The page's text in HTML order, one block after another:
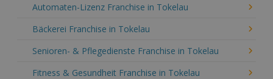
Automaten-Lizenz Franchise in Tokelau
Bäckerei Franchise in Tokelau
Senioren- & Pflegedienste Franchise in Tokelau
Fitness & Gesundheit Franchise in Tokelau